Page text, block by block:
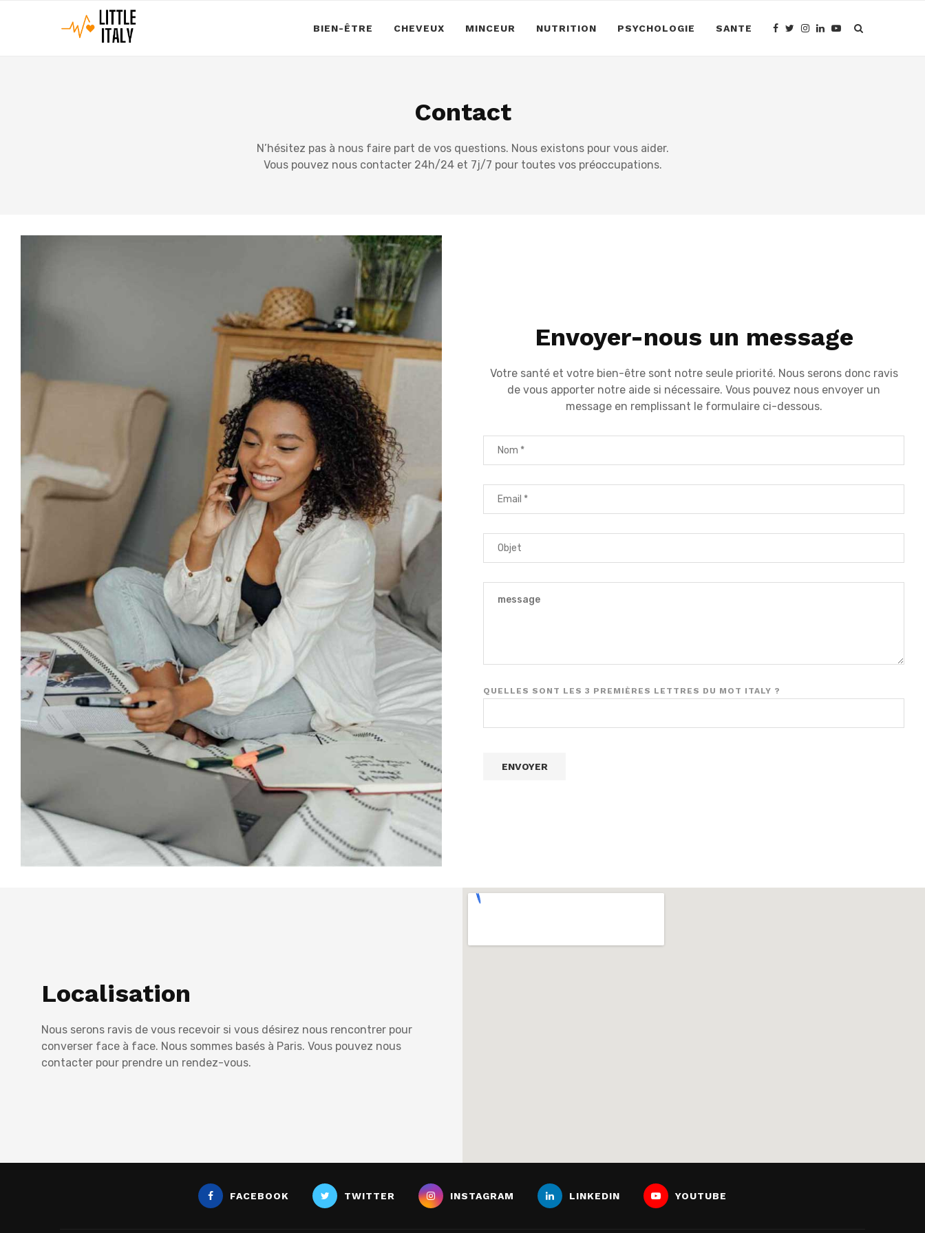
BIEN-ÊTRE CHEVEUX MINCEUR NUTRITION PSYCHOLOGIE SANTE
Contact
N’hésitez pas à nous faire part de vos questions. Nous existons pour vous aider.
Vous pouvez nous contacter 24h/24 et 7j/7 pour toutes vos préoccupations.
Envoyer-nous un message
Votre santé et votre bien-être sont notre seule priorité. Nous serons donc ravis
de vous apporter notre aide si nécessaire. Vous pouvez nous envoyer un
message en remplissant le formulaire ci-dessous.
QUELLES SONT LES 3 PREMIÈRES LETTRES DU MOT ITALY ?
Localisation
Nous serons ravis de vous recevoir si vous désirez nous rencontrer pour
converser face à face. Nous sommes basés à Paris. Vous pouvez nous
contacter pour prendre un rendez-vous.
FACEBOOK TWITTER INSTAGRAM LINKEDIN YOUTUBE